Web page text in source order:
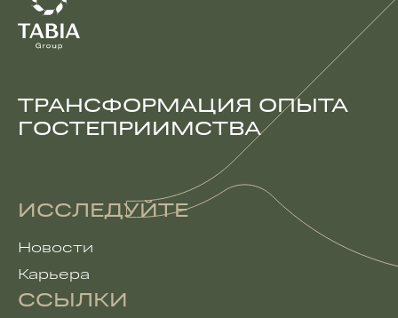
ТРАНСФОРМАЦИЯ ОПЫТА
ГОСТЕПРИИМСТВА
ИССЛЕДУЙТЕ
Новости
Карьера
ССЫЛКИ